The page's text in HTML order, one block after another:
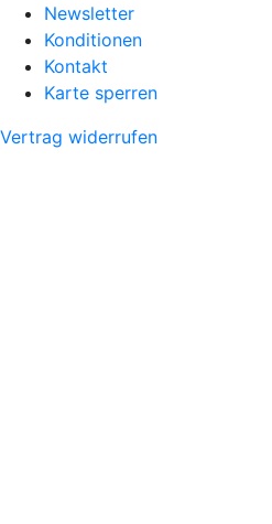
Newsletter
Konditionen
Kontakt
Karte sperren
Vertrag widerrufen